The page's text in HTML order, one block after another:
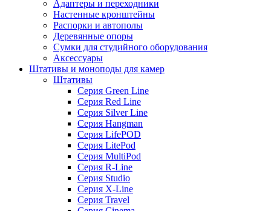
Адаптеры и переходники
Настенные кронштейны
Распорки и автополы
Деревянные опоры
Сумки для студийного оборудования
Аксессуары
Штативы и моноподы для камер
Штативы
Серия Green Line
Серия Red Line
Серия Silver Line
Серия Hangman
Серия LifePOD
Серия LitePod
Серия MultiPod
Серия R-Line
Серия Studio
Серия X-Line
Серия Travel